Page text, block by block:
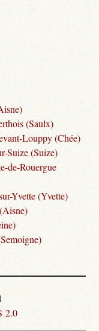
(Saulx)
Louppy (Chée)
Suize (Suize)
de-Rouergue
Yvette (Yvette)
2.0